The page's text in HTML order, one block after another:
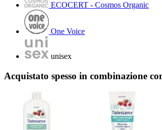
ECOCERT - Cosmos Organic
One Voice
unisex
Acquistato spesso in combinazione